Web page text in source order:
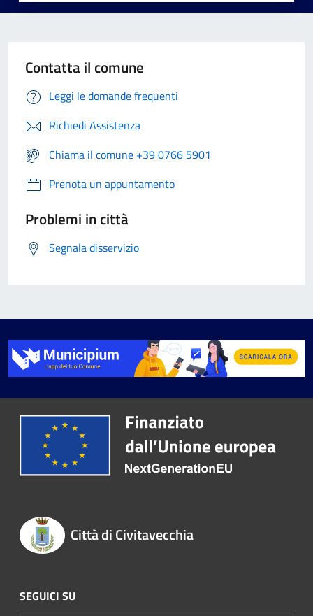
Contatta il comune
Leggi le domande frequenti
Richiedi Assistenza
Chiama il comune +39 0766 5901
Prenota un appuntamento
Problemi in città
Segnala disservizio
Città di Civitavecchia
SEGUICI SU